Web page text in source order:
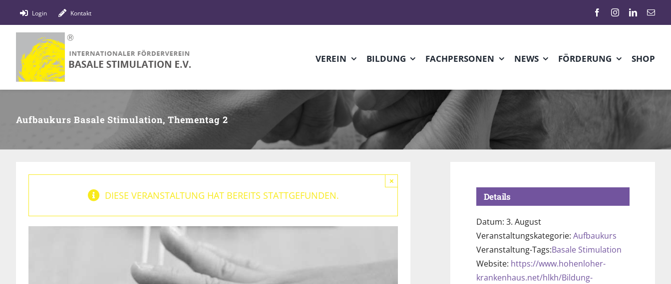
Inhalt
Login Kontakt
VEREIN BILDUNG FACHPERSONEN NEWS FÖRDERUNG SHOP
Aufbaukurs Basale Stimulation, Thementag 2
DIESE VERANSTALTUNG HAT BEREITS STATTGEFUNDEN.
×
Details
Datum: 3. August
Veranstaltungskategorie: Aufbaukurs
Veranstaltung-Tags:Basale Stimulation
Website: https://www.hohenloher-
krankenhaus.net/hlkh/Bildung-